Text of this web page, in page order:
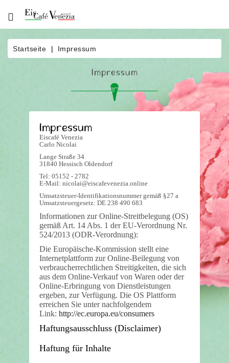
Über
Uns
Eisautomat
Eiscatering
Kontakt
Startseite Impressum
Impressum
Impressum
Eiscafé Venezia
Carlo Nicolai
Lange Straße 34
31840 Hessisch Oldendorf
Tel: 05152 - 2782
E-Mail: nicolai@eiscafevenezia.online
Umsatzsteuer-Identifikationsnummer gemäß §27 a
Umsatzsteuergesetz: DE 238 490 683
Informationen zur Online-Streitbelegung (OS)
gemäß Art. 14 Abs. 1 der EU-Verordnung Nr.
524/2013 (ODR-Verordnung):
Die Europäische-Kommission stellt eine
Internetplattform zur Online-Beilegung von
verbraucherrechtlichen Streitigkeiten, die sich
aus dem Online-Verkauf von Waren oder der
Online-Erbringung von Dienstleistungen
ergeben, zur Verfügung. Die OS Plattform
erreichen Sie unter nachfolgendem
Link: http://ec.europa.eu/consumers
Haftungsausschluss (Disclaimer)
Haftung für Inhalte